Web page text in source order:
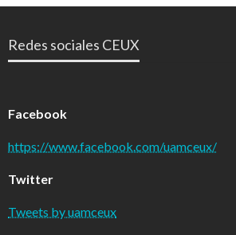
Redes sociales CEUX
Facebook
https://www.facebook.com/uamceux/
Twitter
Tweets by uamceux